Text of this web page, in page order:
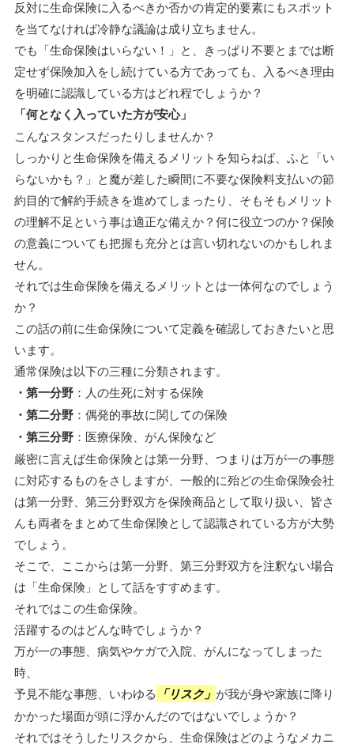
反対に生命保険に入るべきか否かの肯定的要素にもスポット
を当てなければ冷静な議論は成り立ちません。
でも「生命保険はいらない！」と、きっぱり不要とまでは断
定せず保険加入をし続けている方であっても、入るべき理由
を明確に認識している方はどれ程でしょうか？
「何となく入っていた方が安心」
こんなスタンスだったりしませんか？
しっかりと生命保険を備えるメリットを知らねば、ふと「い
らないかも？」と魔が差した瞬間に不要な保険料支払いの節
約目的で解約手続きを進めてしまったり、そもそもメリット
の理解不足という事は適正な備えか？何に役立つのか？保険
の意義についても把握も充分とは言い切れないのかもしれま
せん。
それでは生命保険を備えるメリットとは一体何なのでしょう
か？
この話の前に生命保険について定義を確認しておきたいと思
います。
通常保険は以下の三種に分類されます。
・第一分野 ：人の生死に対する保険
・第二分野 ：偶発的事故に関しての保険
・第三分野 ：医療保険、がん保険など
厳密に言えば生命保険とは第一分野、つまりは万が一の事態
に対応するものをさしますが、一般的に殆どの生命保険会社
は第一分野、第三分野双方を保険商品として取り扱い、皆さ
んも両者をまとめて生命保険として認識されている方が大勢
でしょう。
そこで、ここからは第一分野、第三分野双方を注釈ない場合
は「生命保険」として話をすすめます。
それではこの生命保険。
活躍するのはどんな時でしょうか？
万が一の事態、病気やケガで入院、がんになってしまった
時、
予見不能な事態、いわゆる 「リスク」 が我が身や家族に降り
かかった場面が頭に浮かんだのではないでしょうか？
それではそうしたリスクから、生命保険はどのようなメカニ